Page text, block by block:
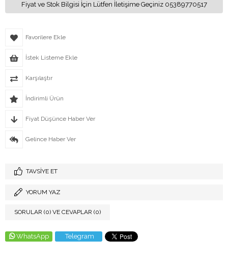
Fiyat ve Stok Bilgisi İçin Lütfen İletişime Geçiniz 05389770517
Favorilere Ekle
İstek Listeme Ekle
Karşılaştır
İndirimli Ürün
Fiyat Düşünce Haber Ver
Gelince Haber Ver
TAVSIYE ET
YORUM YAZ
SORULAR (0) VE CEVAPLAR (0)
WhatsApp Telegram